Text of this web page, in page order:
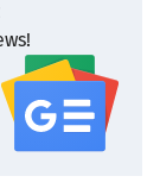
serwisu